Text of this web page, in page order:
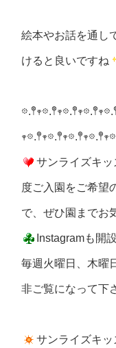
絵本やお話を通し
けると良いですね
サンライズキ
度ご入園をご希望
で、ぜひ園までお
Instagramも開
毎週火曜日、木曜
非ご覧になって下
サンライズキッ